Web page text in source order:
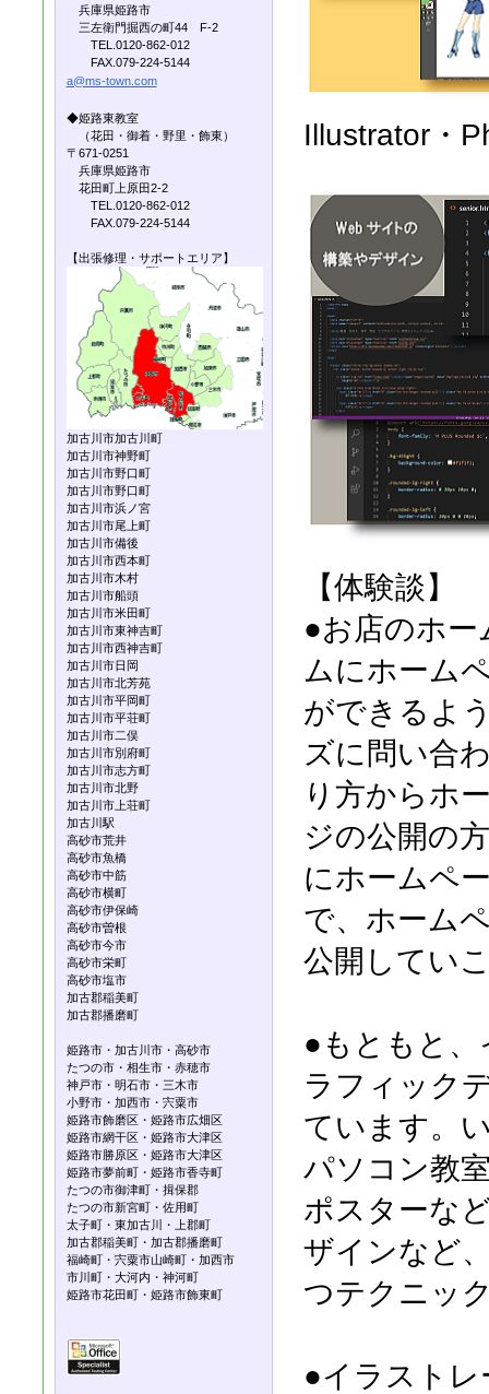
Illustrator・
【体験談】
●お店のホ
ムにホーム
ができるよ
ズに問い合
り方からホ
ジの公開の
にホームペ
で、ホーム
公開してい
●もともと
ラフィック
ています。
パソコン教
ポスターな
ザインなど
つテクニッ
●イラスト
兵庫県姫路市
三左衛門掘西の町44 F-2
TEL.0120-862-012
FAX.079-224-5144
a@ms-town.com
◆姫路東教室
（花田・御着・野里・飾東）
〒671-0251
兵庫県姫路市
花田町上原田2-2
TEL.0120-862-012
FAX.079-224-5144
【出張修理・サポートエリア】
加古川市加古川町
加古川市神野町
加古川市野口町
加古川市野口町
加古川市浜ノ宮
加古川市尾上町
加古川市備後
加古川市西本町
加古川市木村
加古川市船頭
加古川市米田町
加古川市東神吉町
加古川市西神吉町
加古川市日岡
加古川市北芳苑
加古川市平岡町
加古川市平荘町
加古川市二俣
加古川市別府町
加古川市志方町
加古川市北野
加古川市上荘町
加古川駅
高砂市荒井
高砂市魚橋
高砂市中筋
高砂市横町
高砂市伊保崎
高砂市曽根
高砂市今市
高砂市栄町
高砂市塩市
加古郡稲美町
加古郡播磨町
姫路市・加古川市・高砂市
たつの市・相生市・赤穂市
神戸市・明石市・三木市
小野市・加西市・宍粟市
姫路市飾磨区・姫路市広畑区
姫路市網干区・姫路市大津区
姫路市勝原区・姫路市大津区
姫路市夢前町・姫路市香寺町
たつの市御津町・揖保郡
たつの市新宮町・佐用町
太子町・東加古川・上郡町
加古郡稲美町・加古郡播磨町
福崎町・宍粟市山崎町・加西市
市川町・大河内・神河町
姫路市花田町・姫路市飾東町